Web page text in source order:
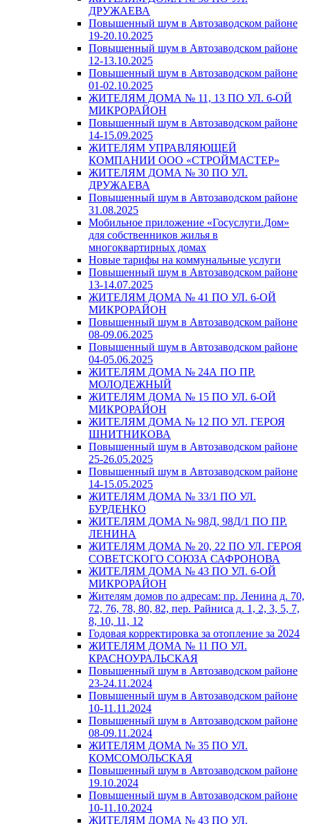
ДРУЖАЕВА
Повышенный шум в Автозаводском районе
19-20.10.2025
Повышенный шум в Автозаводском районе
12-13.10.2025
Повышенный шум в Автозаводском районе
01-02.10.2025
ЖИТЕЛЯМ ДОМА № 11, 13 ПО УЛ. 6-ОЙ
МИКРОРАЙОН
Повышенный шум в Автозаводском районе
14-15.09.2025
ЖИТЕЛЯМ УПРАВЛЯЮЩЕЙ
КОМПАНИИ ООО «СТРОЙМАСТЕР»
ЖИТЕЛЯМ ДОМА № 30 ПО УЛ.
ДРУЖАЕВА
Повышенный шум в Автозаводском районе
31.08.2025
Мобильное приложение «Госуслуги.Дом»
для собственников жилья в
многоквартирных домах
Новые тарифы на коммунальные услуги
Повышенный шум в Автозаводском районе
13-14.07.2025
ЖИТЕЛЯМ ДОМА № 41 ПО УЛ. 6-ОЙ
МИКРОРАЙОН
Повышенный шум в Автозаводском районе
08-09.06.2025
Повышенный шум в Автозаводском районе
04-05.06.2025
ЖИТЕЛЯМ ДОМА № 24А ПО ПР.
МОЛОДЕЖНЫЙ
ЖИТЕЛЯМ ДОМА № 15 ПО УЛ. 6-ОЙ
МИКРОРАЙОН
ЖИТЕЛЯМ ДОМА № 12 ПО УЛ. ГЕРОЯ
ШНИТНИКОВА
Повышенный шум в Автозаводском районе
25-26.05.2025
Повышенный шум в Автозаводском районе
14-15.05.2025
ЖИТЕЛЯМ ДОМА № 33/1 ПО УЛ.
БУРДЕНКО
ЖИТЕЛЯМ ДОМА № 98Д, 98Д/1 ПО ПР.
ЛЕНИНА
ЖИТЕЛЯМ ДОМА № 20, 22 ПО УЛ. ГЕРОЯ
СОВЕТСКОГО СОЮЗА САФРОНОВА
ЖИТЕЛЯМ ДОМА № 43 ПО УЛ. 6-ОЙ
МИКРОРАЙОН
Жителям домов по адресам: пр. Ленина д. 70,
72, 76, 78, 80, 82, пер. Райниса д. 1, 2, 3, 5, 7,
8, 10, 11, 12
Годовая корректировка за отопление за 2024
ЖИТЕЛЯМ ДОМА № 11 ПО УЛ.
КРАСНОУРАЛЬСКАЯ
Повышенный шум в Автозаводском районе
23-24.11.2024
Повышенный шум в Автозаводском районе
10-11.11.2024
Повышенный шум в Автозаводском районе
08-09.11.2024
ЖИТЕЛЯМ ДОМА № 35 ПО УЛ.
КОМСОМОЛЬСКАЯ
Повышенный шум в Автозаводском районе
19.10.2024
Повышенный шум в Автозаводском районе
10-11.10.2024
ЖИТЕЛЯМ ДОМА № 43 ПО УЛ.